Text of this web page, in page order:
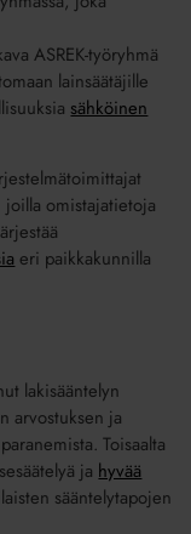
ASREK-työryhmä
lainsäätäjille
sähköinen
omistajatietoja
eri paikkakunnilla
lakisääntelyn
arvostuksen ja
Toisaalta
ja hyvää
sääntelytapojen